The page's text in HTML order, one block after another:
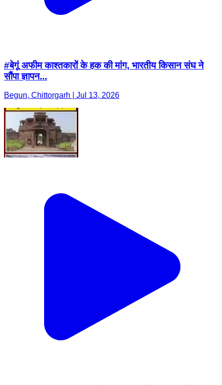
#बेगूं अफीम काश्तकारों के हक की मांग, भारतीय किसान संघ ने
सौंपा ज्ञापन...
Begun, Chittorgarh | Jul 13, 2026